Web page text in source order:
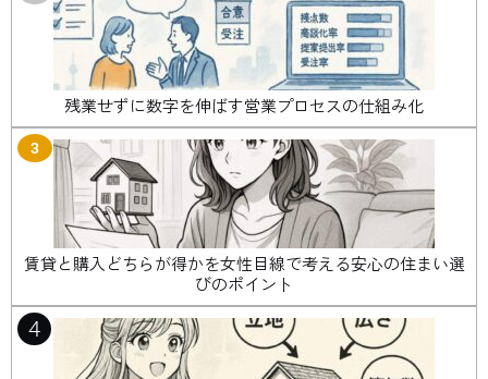
残業せずに数字を伸ばす営業プロセスの仕組み化
3
賃貸と購入どちらが得かを女性目線で考える安心の住まい選
びのポイント
4